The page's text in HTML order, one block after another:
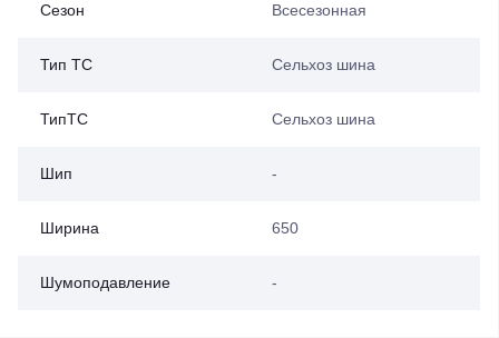
Сезон Всесезонная
Тип ТС Сельхоз шина
ТипТС Сельхоз шина
Шип -
Ширина 650
Шумоподавление -